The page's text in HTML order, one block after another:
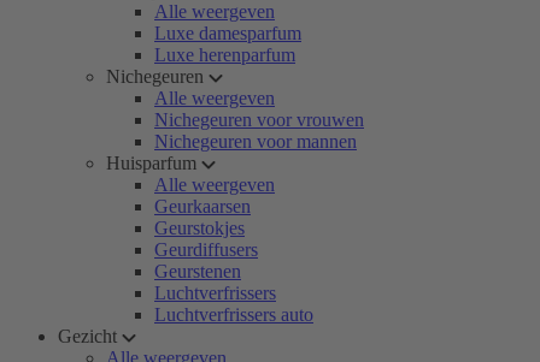
Alle weergeven
Luxe damesparfum
Luxe herenparfum
Nichegeuren
Alle weergeven
Nichegeuren voor vrouwen
Nichegeuren voor mannen
Huisparfum
Alle weergeven
Geurkaarsen
Geurstokjes
Geurdiffusers
Geurstenen
Luchtverfrissers
Luchtverfrissers auto
Gezicht
Alle weergeven